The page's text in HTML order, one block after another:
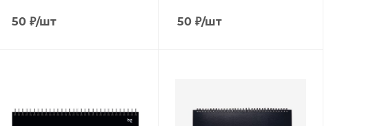
50 ₽/шт 50₽/шт